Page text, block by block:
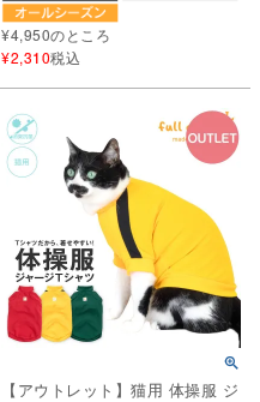
¥4,950のところ
¥2,310税込
【アウトレット】猫用 体操服 ジ